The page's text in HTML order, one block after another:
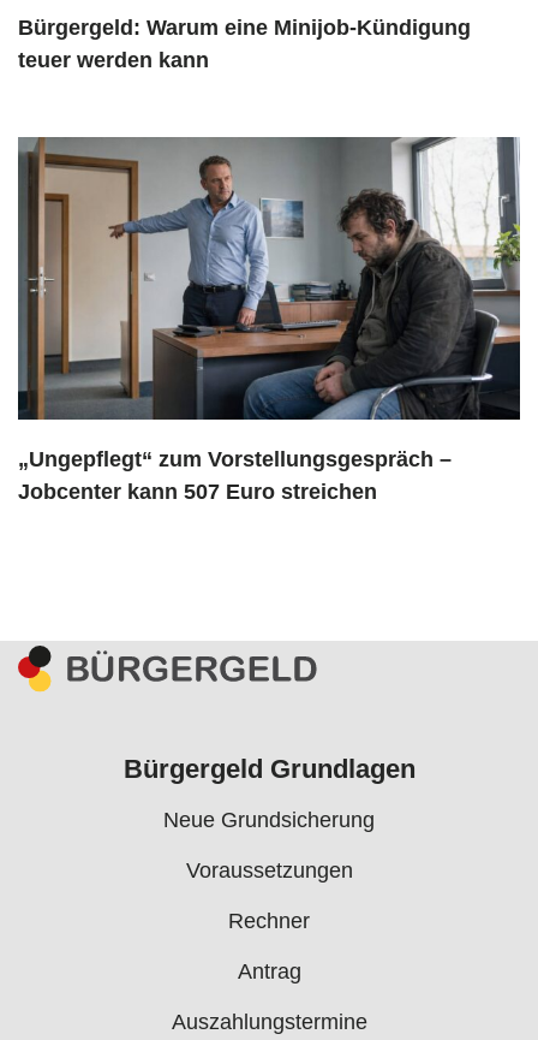
Bürgergeld: Warum eine Minijob-Kündigung
teuer werden kann
„Ungepflegt“ zum Vorstellungsgespräch –
Jobcenter kann 507 Euro streichen
Bürgergeld Grundlagen
Neue Grundsicherung
Voraussetzungen
Rechner
Antrag
Auszahlungstermine